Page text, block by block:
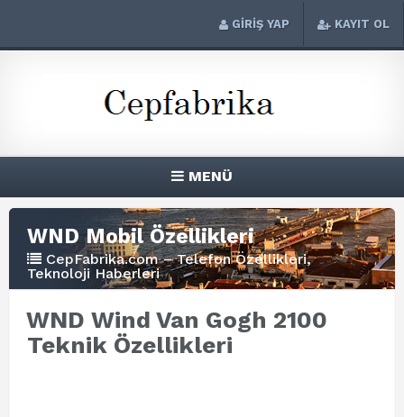
GİRİŞ YAP KAYIT OL
MENÜ
WND Mobil Özellikleri
CepFabrika.com – Telefon Özellikleri,
Teknoloji Haberleri
WND Wind Van Gogh 2100
Teknik Özellikleri